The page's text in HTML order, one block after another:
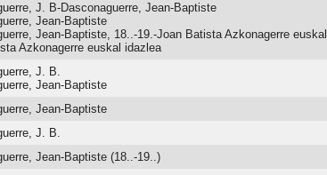
J. B-Dasconaguerre, Jean-Baptiste
Jean-Baptiste
Jean-Baptiste, 18..-19.-Joan Batista Azkonagerre
Azkonagerre euskal idazlea
J. B.
Jean-Baptiste
Jean-Baptiste
J. B.
Jean-Baptiste (18..-19..)